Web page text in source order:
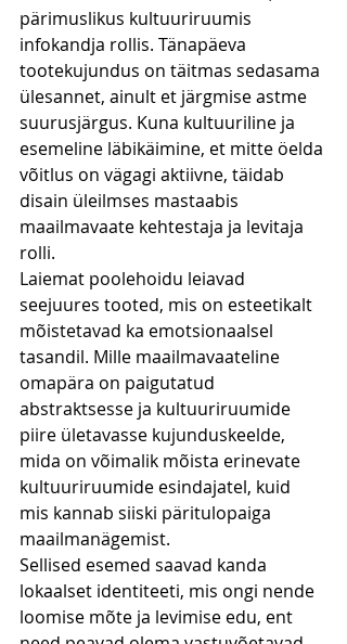
pärimuslikus kultuuriruumis
infokandja rollis. Tänapäeva
tootekujundus on täitmas sedasama
ülesannet, ainult et järgmise astme
suurusjärgus. Kuna kultuuriline ja
esemeline läbikäimine, et mitte öelda
võitlus on vägagi aktiivne, täidab
disain üleilmses mastaabis
maailmavaate kehtestaja ja levitaja
rolli.
Laiemat poolehoidu leiavad
seejuures tooted, mis on esteetikalt
mõistetavad ka emotsionaalsel
tasandil. Mille maailmavaateline
omapära on paigutatud
abstraktsesse ja kultuuriruumide
piire ületavasse kujunduskeelde,
mida on võimalik mõista erinevate
kultuuriruumide esindajatel, kuid
mis kannab siiski päritulopaiga
maailmanägemist.
Sellised esemed saavad kanda
lokaalset identiteeti, mis ongi nende
loomise mõte ja levimise edu, ent